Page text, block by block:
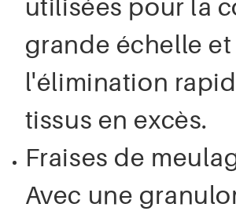
utilisées pour la
grande échelle et
l'élimination
tissus en excès.
Fraises de
Avec une